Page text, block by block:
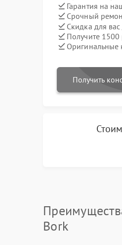
Гарантия на
Срочный
Скидка для
Получите
Оригинальные
Получить
Bork